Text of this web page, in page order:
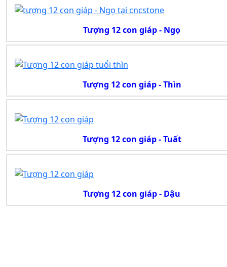
Tượng 12 con giáp - Ngọ
Tượng 12 con giáp - Thìn
Tượng 12 con giáp - Tuất
Tượng 12 con giáp - Dậu